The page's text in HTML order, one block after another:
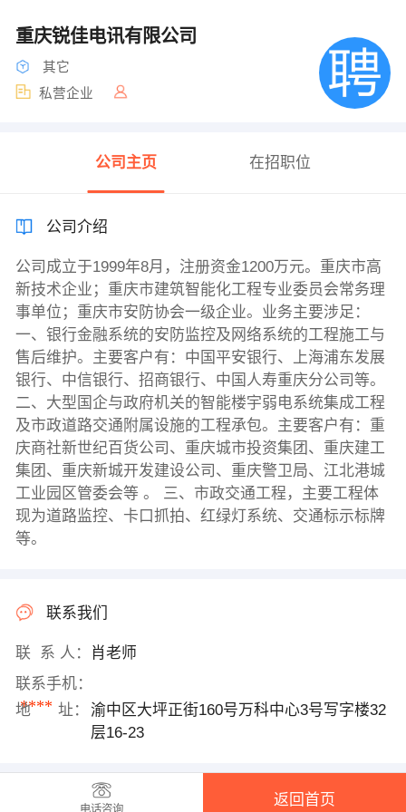
重庆锐佳电讯有限公司
其它
私营企业
公司主页 在招职位
公司介绍
公司成立于1999年8月，注册资金1200万元。重庆市高
新技术企业；重庆市建筑智能化工程专业委员会常务理
事单位；重庆市安防协会一级企业。业务主要涉足：
一、银行金融系统的安防监控及网络系统的工程施工与
售后维护。主要客户有：中国平安银行、上海浦东发展
银行、中信银行、招商银行、中国人寿重庆分公司等。
二、大型国企与政府机关的智能楼宇弱电系统集成工程
及市政道路交通附属设施的工程承包。主要客户有：重
庆商社新世纪百货公司、重庆城市投资集团、重庆建工
集团、重庆新城开发建设公司、重庆警卫局、江北港城
工业园区管委会等 。 三、市政交通工程，主要工程体
现为道路监控、卡口抓拍、红绿灯系统、交通标示标牌
等。
联系我们
联 系 人：
肖老师
联系手机：
****
地 址：
渝中区大坪正街160号万科中心3号写字楼32
层16-23
电话咨询
返回首页